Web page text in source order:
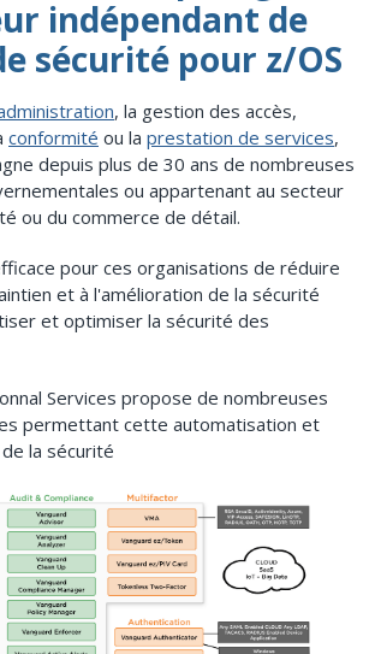
indépendant de
sécurité pour z/OS
, la gestion des accès,
conformité ou la prestation de services,
depuis plus de 30 ans de nombreuses
ou appartenant au secteur
ou du commerce de détail.
pour ces organisations de réduire
et à l'amélioration de la sécurité
et optimiser la sécurité des
Services propose de nombreuses
permettant cette automatisation et
la sécurité